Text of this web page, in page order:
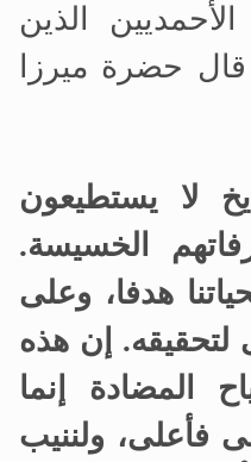
الذين
قال حضرة ميرزا
لا يستطيعون
الخسيسة.
هدفا، وعلى
إن هذه
المضادة إنما
فأعلى، ولننيب